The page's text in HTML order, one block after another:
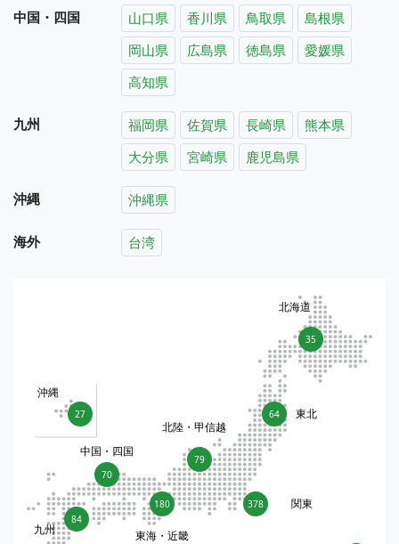
中国・四国 山口県 香川県 鳥取県
島根県
岡山県
広島県 徳島県
愛媛県
高知県
九州 福岡県 佐賀県 長崎県
熊本県
大分県
宮崎県 鹿児島県
沖縄 沖縄県
海外 台湾
35
北海道
64 東北
378 関東
79
北陸・甲信越
180
東海・近畿
70
中国・四国
84
九州
27
沖縄